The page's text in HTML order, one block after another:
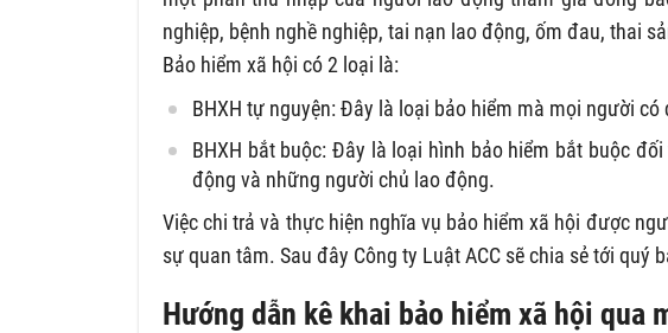
nghiệp, bệnh nghề nghiệp, tai nạn lao động, ốm đau, thai
Bảo hiểm xã hội có 2 loại là:
BHXH tự nguyện: Đây là loại bảo hiểm mà mọi người
BHXH bắt buộc: Đây là loại hình bảo hiểm bắt buộc
động và những người chủ lao động.
Việc chi trả và thực hiện nghĩa vụ bảo hiểm xã hội được
sự quan tâm. Sau đây Công ty Luật ACC sẽ chia sẻ tới quý
Hướng dẫn kê khai bảo hiểm xã hội qua